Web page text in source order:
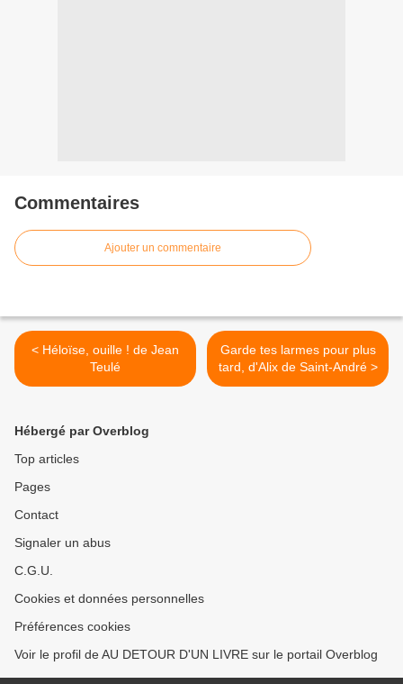
Commentaires
Ajouter un commentaire
< Héloïse, ouille ! de Jean
Teulé
Garde tes larmes pour plus
tard, d'Alix de Saint-André >
Hébergé par Overblog
Top articles
Pages
Contact
Signaler un abus
C.G.U.
Cookies et données personnelles
Préférences cookies
Voir le profil de AU DETOUR D'UN LIVRE sur le portail Overblog